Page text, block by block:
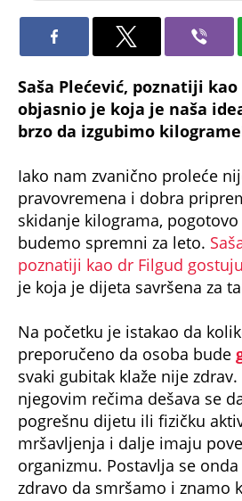
Saša Plećević, poznatiji
objasnio je koja je naša
brzo da izgubimo
Iako nam zvanično proleće
pravovremena i dobra
skidanje kilograma,
budemo spremni za leto.
poznatiji kao dr Filgud
je koja je dijeta savršena za
Na početku je istakao da
preporučeno da osoba bude
svaki gubitak klaže nije
njegovim rečima dešava se
pogrešnu dijetu ili fizičku
mršavljenja i dalje imaju
organizmu. Postavlja se
zdravo da smršamo i znamo